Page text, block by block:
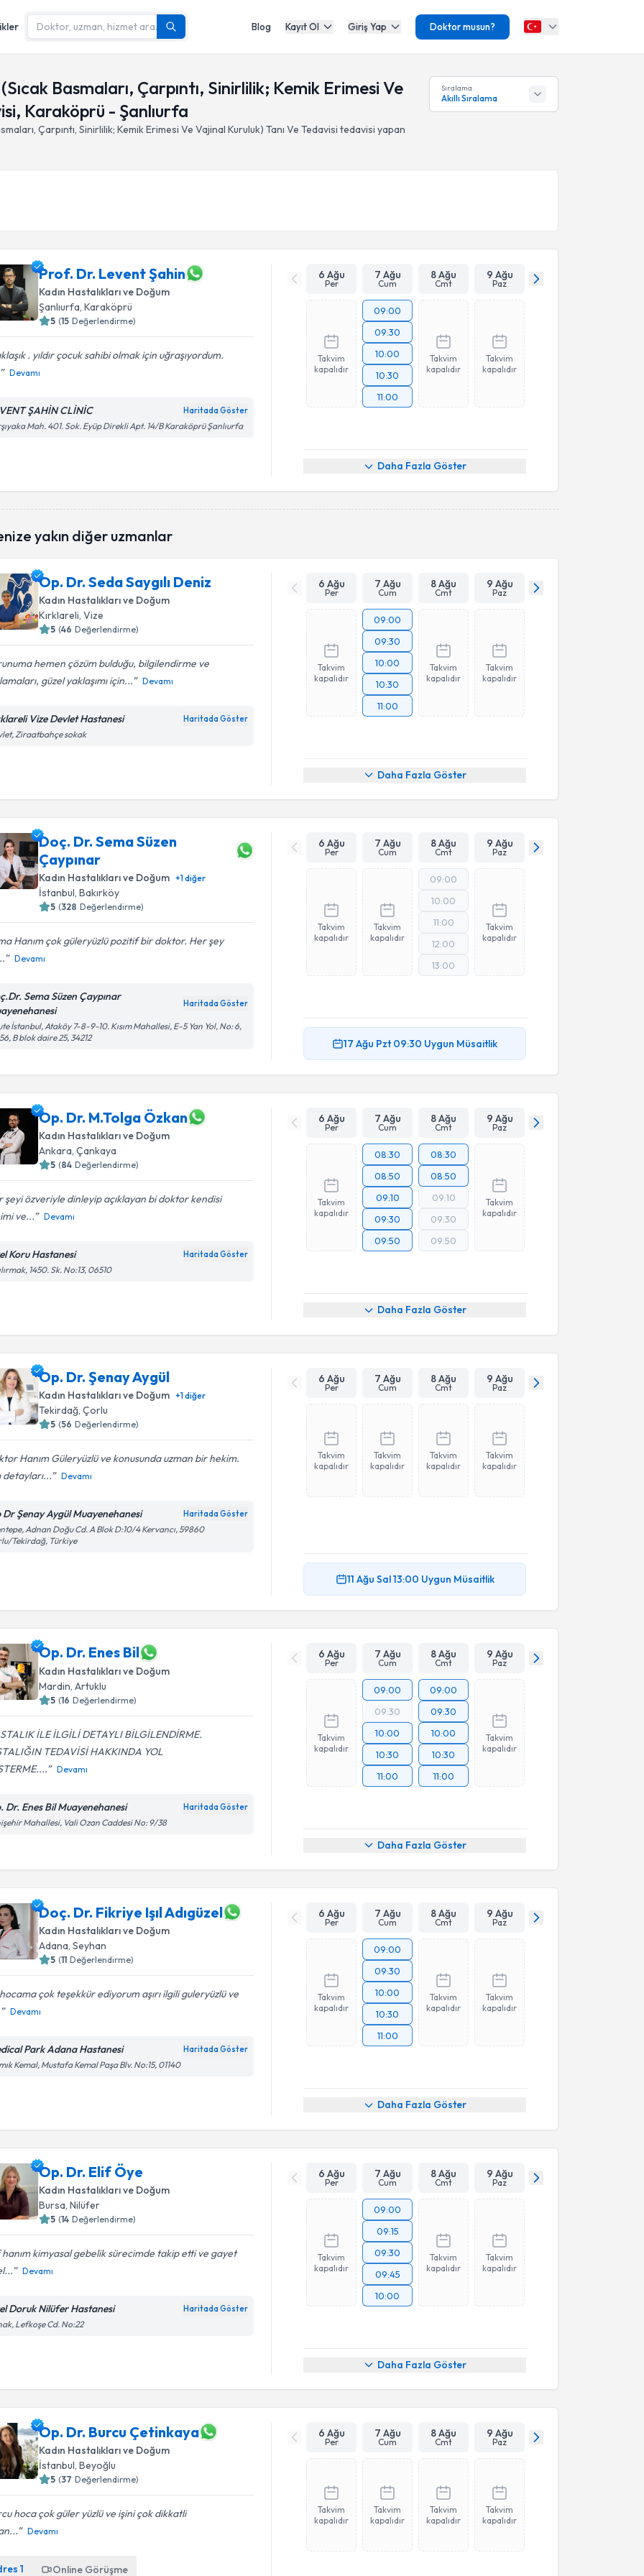
Blog Kayıt Ol Giriş Yap Doktor musun?
Basmaları, Çarpıntı, Sinirlilik; Kemik Erimesi Ve
Karaköprü - Şanlıurfa
Çarpıntı, Sinirlilik; Kemik Erimesi Ve Vajinal Kuruluk) Tanı Ve Tedavisi tedavisi yapan
Sıralama
Akıllı Sıralama
Prof. Dr. Levent Şahin
Kadın Hastalıkları ve Doğum
Şanlıurfa, Karaköprü
5 (15 Değerlendirme)
. yıldır çocuk sahibi olmak için uğraşıyordum.
Devamı
ŞAHİN CLİNİC Haritada Göster
Mah. 401. Sok. Eyüp Direkli Apt. 14/B Karaköprü Şanlıurfa
6 Ağu
Per
7 Ağu
Cum
8 Ağu
Cmt
9 Ağu
Paz
Takvim
kapalıdır
09:00
09:30
10:00
10:30
11:00
Takvim
kapalıdır
Takvim
kapalıdır
Daha Fazla Göster
yakın diğer uzmanlar
Op. Dr. Seda Saygılı Deniz
Kadın Hastalıkları ve Doğum
Kırklareli , Vize
5 (46 Değerlendirme)
hemen çözüm bulduğu, bilgilendirme ve
güzel yaklaşımı için...
Devamı
Vize Devlet Hastanesi Haritada Göster
Ziraatbahçe sokak
6 Ağu
Per
7 Ağu
Cum
8 Ağu
Cmt
9 Ağu
Paz
Takvim
kapalıdır
09:00
09:30
10:00
10:30
11:00
Takvim
kapalıdır
Takvim
kapalıdır
Daha Fazla Göster
Doç. Dr. Sema Süzen
Çaypınar
Kadın Hastalıkları ve Doğum +1diğer
İstanbul, Bakırköy
5 (328 Değerlendirme)
Hanım çok güleryüzlü pozitif bir doktor. Her şey
Devamı
Sema Süzen Çaypınar
Haritada Göster
İstanbul, Ataköy 7-8-9-10. Kısım Mahallesi, E-5 Yan Yol, No: 6,
B blok daire 25, 34212
6 Ağu
Per
7 Ağu
Cum
8 Ağu
Cmt
9 Ağu
Paz
Takvim
kapalıdır
Takvim
kapalıdır
09:00
10:00
11:00
12:00
13:00
Takvim
kapalıdır
17 Ağu Pzt 09:30 Uygun Müsaitlik
Op. Dr. M.Tolga Özkan
Kadın Hastalıkları ve Doğum
Ankara, Çankaya
5 (84 Değerlendirme)
şeyi özveriyle dinleyip açıklayan bi doktor kendisi
ve...
Devamı
Koru Hastanesi Haritada Göster
1450. Sk. No:13, 06510
6 Ağu
Per
7 Ağu
Cum
8 Ağu
Cmt
9 Ağu
Paz
Takvim
kapalıdır
08:30
08:50
09:10
09:30
09:50
08:30
08:50
09:10
09:30
09:50
Takvim
kapalıdır
Daha Fazla Göster
Op. Dr. Şenay Aygül
Kadın Hastalıkları ve Doğum +1diğer
Tekirdağ , Çorlu
5 (56 Değerlendirme)
Hanım Güleryüzlü ve konusunda uzman bir hekim.
detayları...
Devamı
Dr Şenay Aygül Muayenehanesi Haritada Göster
Adnan Doğu Cd. A Blok D:10/4 Kervancı, 59860
Tekirdağ, Türkiye
6 Ağu
Per
7 Ağu
Cum
8 Ağu
Cmt
9 Ağu
Paz
Takvim
kapalıdır
Takvim
kapalıdır
Takvim
kapalıdır
Takvim
kapalıdır
11 Ağu Sal13:00 Uygun Müsaitlik
Op. Dr. Enes Bil
Kadın Hastalıkları ve Doğum
Mardin , Artuklu
5 (16 Değerlendirme)
İLE İLGİLİ DETAYLI BİLGİLENDİRME.
TEDAVİSİ HAKKINDA YOL
Devamı
Dr. Enes Bil Muayenehanesi Haritada Göster
Mahallesi, Vali Ozan Caddesi No: 9/38
6 Ağu
Per
7 Ağu
Cum
8 Ağu
Cmt
9 Ağu
Paz
Takvim
kapalıdır
09:00
09:30
10:00
10:30
11:00
09:00
09:30
10:00
10:30
11:00
Takvim
kapalıdır
Daha Fazla Göster
Doç. Dr. Fikriye Işıl Adıgüzel
Kadın Hastalıkları ve Doğum
Adana, Seyhan
5 (11 Değerlendirme)
hocama çok teşekkür ediyorum aşırı ilgili guleryüzlü ve
Devamı
Park Adana Hastanesi Haritada Göster
Kemal, Mustafa Kemal Paşa Blv. No:15, 01140
6 Ağu
Per
7 Ağu
Cum
8 Ağu
Cmt
9 Ağu
Paz
Takvim
kapalıdır
09:00
09:30
10:00
10:30
11:00
Takvim
kapalıdır
Takvim
kapalıdır
Daha Fazla Göster
Op. Dr. Elif Öye
Kadın Hastalıkları ve Doğum
Bursa , Nilüfer
5 (14 Değerlendirme)
hanım kimyasal gebelik sürecimde takip etti ve gayet
Devamı
Doruk Nilüfer Hastanesi Haritada Göster
Lefkoşe Cd. No:22
6 Ağu
Per
7 Ağu
Cum
8 Ağu
Cmt
9 Ağu
Paz
Takvim
kapalıdır
09:00
09:15
09:30
09:45
10:00
Takvim
kapalıdır
Takvim
kapalıdır
Daha Fazla Göster
Op. Dr. Burcu Çetinkaya
Kadın Hastalıkları ve Doğum
İstanbul, Beyoğlu
5 (37 Değerlendirme)
hoca çok güler yüzlü ve işini çok dikkatli
Devamı
1 Online Görüşme
6 Ağu
Per
7 Ağu
Cum
8 Ağu
Cmt
9 Ağu
Paz
Takvim
kapalıdır
Takvim
kapalıdır
Takvim
kapalıdır
Takvim
kapalıdır